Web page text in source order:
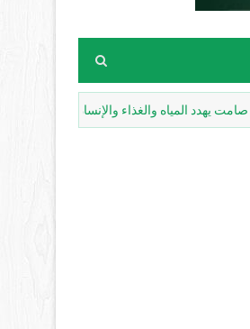
والغذاء والإنسان